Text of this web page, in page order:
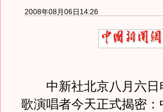
2008年08月06日14:26
中新社北京八月六日
歌演唱者今天正式揭密